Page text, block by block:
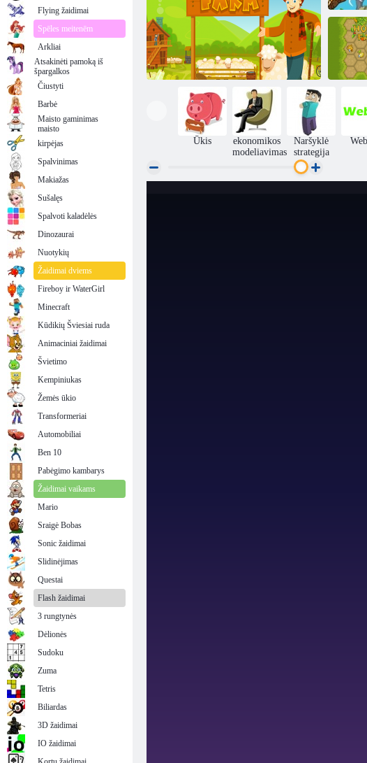
Ūkis
ekonomikos
modeliavimas
Naršyklė
strategija
Flying žaidimai
Spēles meitenēm
Arkliai
Atsakinėti pamoką iš
špargalkos
Čiustyti
Barbė
Maisto gaminimas
maisto
kirpėjas
Spalvinimas
Makiažas
Sušalęs
Spalvoti kaladėlės
Dinozaurai
Nuotykių
Žaidimai dviems
Fireboy ir WaterGirl
Minecraft
Kūdikių Šviesiai ruda
Animaciniai žaidimai
Švietimo
Kempiniukas
Žemės ūkio
Transformeriai
Automobiliai
Ben 10
Pabėgimo kambarys
Žaidimai vaikams
Mario
Sraigė Bobas
Sonic žaidimai
Slidinėjimas
Questai
Flash žaidimai
3 rungtynės
Dėlionės
Sudoku
Zuma
Tetris
Biliardas
3D žaidimai
IO žaidimai